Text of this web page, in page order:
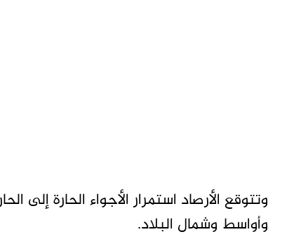
وتتوقع الأرصاد استمرار الأجواء الحارة إلى
وأواسط وشمال البلاد.